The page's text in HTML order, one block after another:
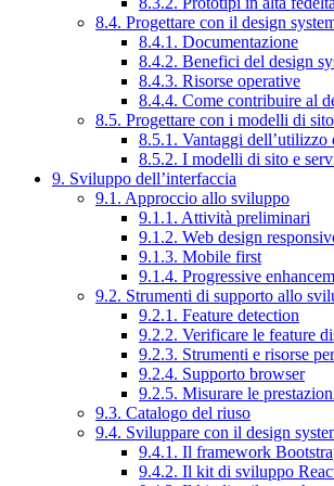
8.4. Progettare con il design
8.4.1. Documentazione
8.4.2. Benefici del design
8.4.3. Risorse operative
8.4.4. Come contribuire al
8.5. Progettare con i modelli di
8.5.1. Vantaggi dell’utilizzo
8.5.2. I modelli di sito e
9. Sviluppo dell’interfaccia
9.1. Approccio allo sviluppo
9.1.1. Attività preliminari
9.1.2. Web design
9.1.3. Mobile first
9.1.4. Progressive
9.2. Strumenti di supporto allo
9.2.1. Feature detection
9.2.2. Verificare le feature
9.2.3. Strumenti e risorse
9.2.4. Supporto browser
9.2.5. Misurare le
9.3. Catalogo del riuso
9.4. Sviluppare con il design
9.4.1. Il framework
9.4.2. Il kit di sviluppo